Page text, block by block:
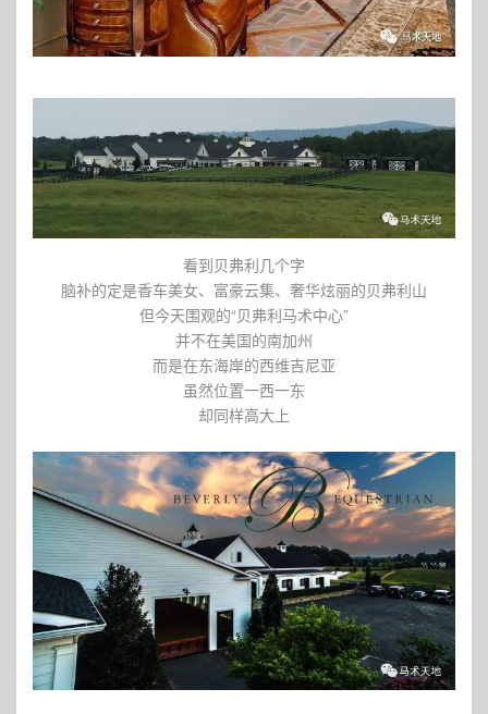
看到贝弗利几个字
脑补的定是香车美女、富豪云集、奢华炫丽的贝弗利山
但今天围观的“贝弗利马术中心”
并不在美国的南加州
而是在东海岸的西维吉尼亚
虽然位置一西一东
却同样高大上